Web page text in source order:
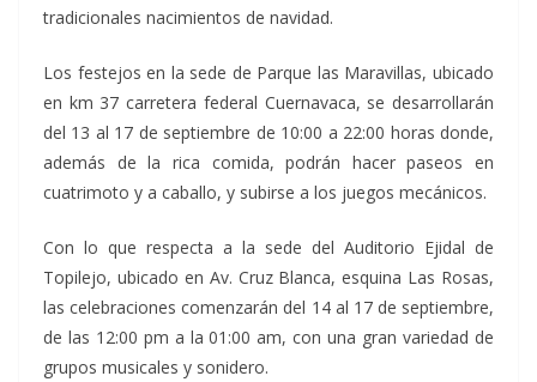
tradicionales nacimientos de navidad.
Los festejos en la sede de Parque las Maravillas, ubicado
en km 37 carretera federal Cuernavaca, se desarrollarán
del 13 al 17 de septiembre de 10:00 a 22:00 horas donde,
además de la rica comida, podrán hacer paseos en
cuatrimoto y a caballo, y subirse a los juegos mecánicos.
Con lo que respecta a la sede del Auditorio Ejidal de
Topilejo, ubicado en Av. Cruz Blanca, esquina Las Rosas,
las celebraciones comenzarán del 14 al 17 de septiembre,
de las 12:00 pm a la 01:00 am, con una gran variedad de
grupos musicales y sonidero.